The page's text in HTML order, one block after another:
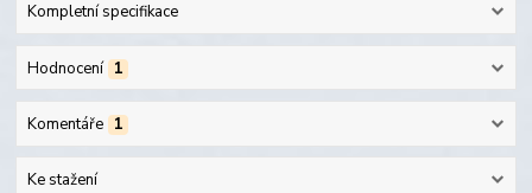
Kompletní specifikace
Hodnocení 1
Komentáře 1
Ke stažení